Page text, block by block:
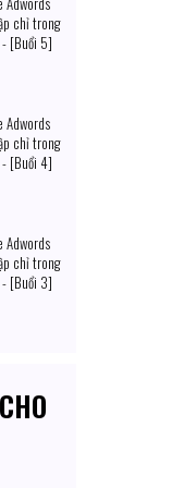
chỉ trong
[Buổi 5]
Adwords
chỉ trong
[Buổi 4]
Adwords
chỉ trong
[Buổi 3]